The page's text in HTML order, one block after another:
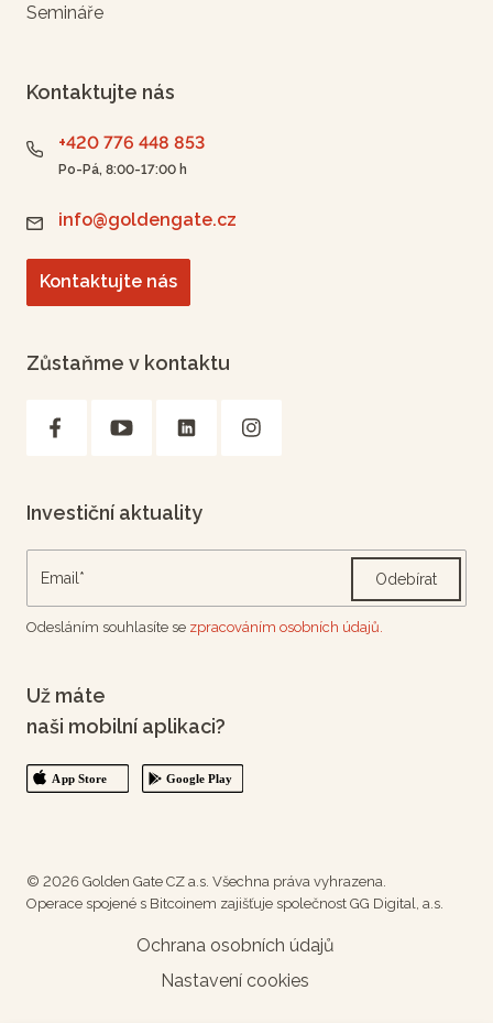
Semináře
Kontaktujte nás
+420 776 448 853
Po-Pá, 8:00-17:00 h
info@goldengate.cz
Kontaktujte nás
Zůstaňme v kontaktu
Investiční aktuality
Odebírat
Odesláním souhlasíte se zpracováním osobních údajů.
Už máte
naši mobilní aplikaci?
© 2026 Golden Gate CZ a.s. Všechna práva vyhrazena.
Operace spojené s Bitcoinem zajišťuje společnost GG Digital, a.s.
Ochrana osobních údajů
Nastavení cookies